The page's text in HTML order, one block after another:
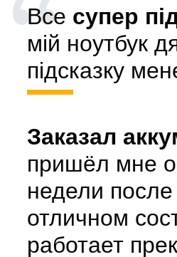
Все супер
мій ноутбук
підсказку
Заказал
пришёл мне
недели после
отличном
работает